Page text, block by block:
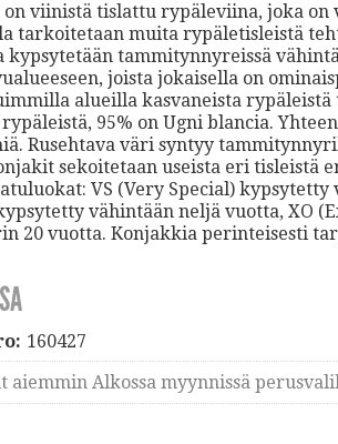
viinistä tislattu rypäleviina, joka on
tarkoitetaan muita rypäletisleistä
kypsytetään tammitynnyreissä
joista jokaisella on
alueilla kasvaneista
95% on Ugni blancia.
Rusehtava väri syntyy
sekoitetaan useista eri tisleistä
VS (Very Special) kypsytetty
vähintään neljä vuotta, XO
20 vuotta. Konjakkia perinteisesti
160427
aiemmin Alkossa myynnissä